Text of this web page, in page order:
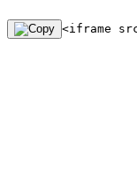
<iframe